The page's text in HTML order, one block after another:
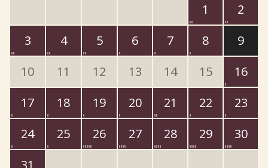
1
2
3
4 5 6 7 8
9
10
11 12 13 14 15
16
17
18 19 20 21 22
23
24
25 26 27 28 29
30
31